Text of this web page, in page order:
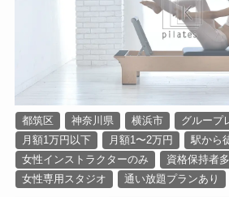
都筑区 神奈川県 横浜市
グループ
月額1万円以下
月額1〜2万円
駅から
女性インストラクターのみ
資格保持者
女性専用スタジオ
通い放題プランあり